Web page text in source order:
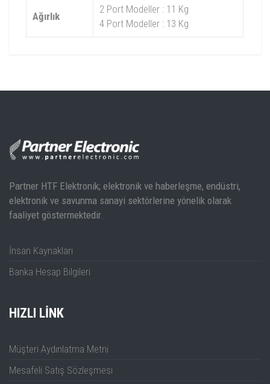
Ağırlık
2 Port Modeller : 11 Kg
4 Port Modeller : 13 Kg
Model Frekans Aralığı Port Sayısı Konnektör
DNA6084 5 kHz ~ 8.5 GHz
DNA6144 5 kHz ~ 14 GHz 4 N (f)
DNA6202
DNA6204 5 kHz ~ 20 GHz
DNA6262 5 kHz ~ 26.5 GHz
DNA6264
DNA6000 Serisi Kullanım Kılavuzu
Partner HTF Elektronik; elektronik ve haberleşme, endüstri,
elektronik ve savunma sanayi sektörlerine yönelik olarak
faaliyet göstermektedir.
İnsan Kaynakları
Banka Hesap Bilgileri
HIZLI LINK
Müşteri Aydınlatma Metni
Mesafeli Satış Sözleşmesi